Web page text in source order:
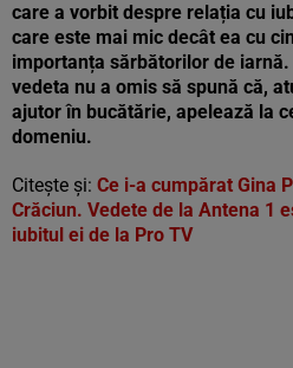
care a vorbit despre relația cu
care este mai mic decât ea cu
importanța sărbătorilor de
vedeta nu a omis să spună că,
ajutor în bucătărie, apelează la
domeniu.
Citește și: Ce i-a cumpărat Gina
Crăciun. Vedete de la Antena 1
iubitul ei de la Pro TV